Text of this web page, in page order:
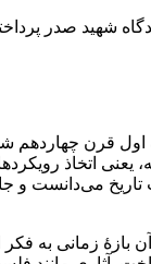
شهید صدر
اول‌ قرن‌
یعنی اتخاذ
می‌دانست و
زمانی به